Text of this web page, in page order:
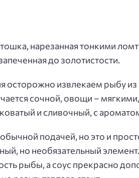
нарезанная тонкими
до золотистости.
осторожно извлекаем рыбу из
сочной, овощи –
и сливочный, с
подачей, но это и
но необязательный
рыбы, а соус прекрасно